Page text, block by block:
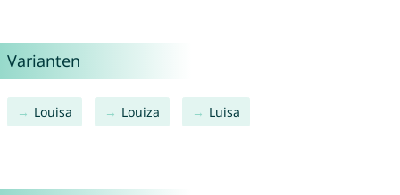
Varianten
Louisa Louiza Luisa